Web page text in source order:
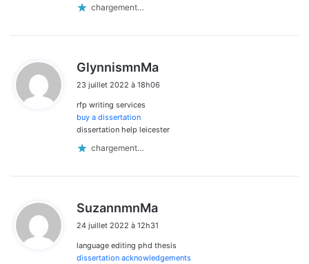
chargement…
GlynnismnMa
t
23 juillet 2022 à 18h06
rfp writing services
buy a dissertation
dissertation help leicester
chargement…
SuzannmnMa
:
24 juillet 2022 à 12h31
language editing phd thesis
dissertation acknowledgements